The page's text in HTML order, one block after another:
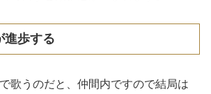
歩する
歌うのだと、仲間内ですので結局は